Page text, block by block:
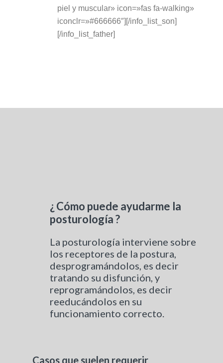
piel y muscular» icon=»fas fa-walking»
iconclr=»#666666″][/info_list_son]
[/info_list_father]
¿ Cómo puede ayudarme la
posturología ?
La posturología interviene sobre
los receptores de la postura,
desprogramándolos, es decir
tratando su disfunción, y
reprogramándolos, es decir
reeducándolos en su
funcionamiento correcto.
Casos que suelen requerir